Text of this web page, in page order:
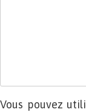
Vous pouvez